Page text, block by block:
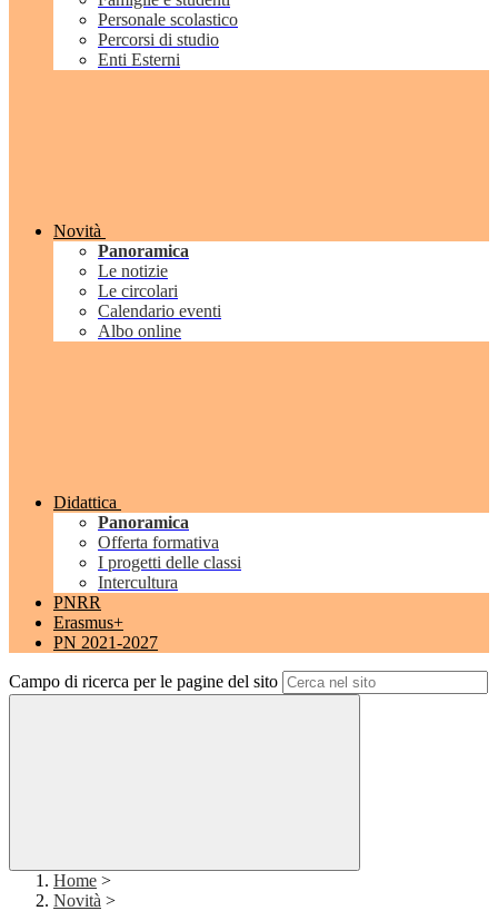
Personale scolastico
Percorsi di studio
Enti Esterni
Novità
Panoramica
Le notizie
Le circolari
Calendario eventi
Albo online
Didattica
Panoramica
Offerta formativa
I progetti delle classi
Intercultura
PNRR
Erasmus+
PN 2021-2027
Campo di ricerca per le pagine del sito
Home >
Novità >